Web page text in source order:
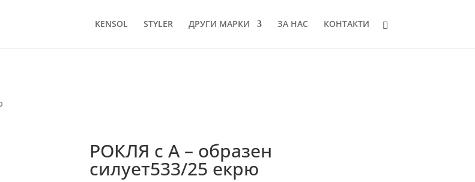
KENSOL STYLER ДРУГИ МАРКИ ЗА НАС КОНТАКТИ
РОКЛЯ с А – образен
силует533/25 екрю